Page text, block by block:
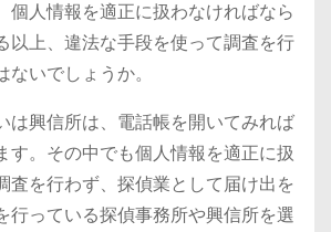
個人情報を適正に扱わなければなら
以上、違法な手段を使って調査を行
いでしょうか。
は興信所は、電話帳を開いてみれば
す。その中でも個人情報を適正に扱
査を行わず、探偵業として届け出を
行っている探偵事務所や興信所を選